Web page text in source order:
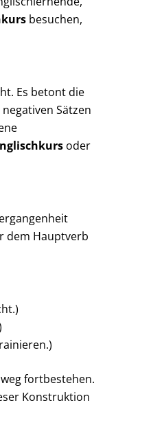
besuchen,
Es betont die
Sätzen
oder
dem Hauptverb
fortbestehen.
Konstruktion